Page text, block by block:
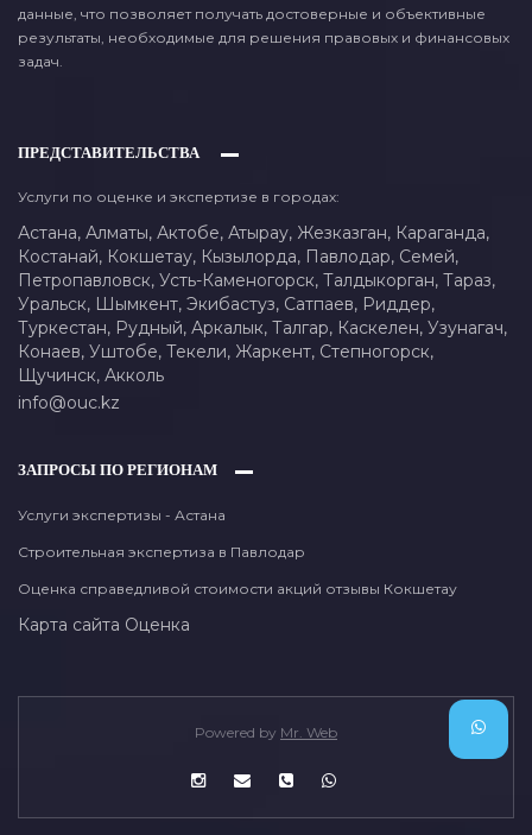
данные, что позволяет получать достоверные и объективные
результаты, необходимые для решения правовых и финансовых
задач.
ПРЕДСТАВИТЕЛЬСТВА
Услуги по оценке и экспертизе в городах:
Астана, Алматы, Актобе, Атырау, Жезказган, Караганда,
Костанай, Кокшетау, Кызылорда, Павлодар, Семей,
Петропавловск, Усть-Каменогорск, Талдыкорган, Тараз,
Уральск, Шымкент, Экибастуз, Сатпаев, Риддер,
Туркестан, Рудный, Аркалык, Талгар, Каскелен, Узунагач,
Конаев, Уштобе, Текели, Жаркент, Степногорск,
Щучинск, Акколь
info@ouc.kz
ЗАПРОСЫ ПО РЕГИОНАМ
Услуги экспертизы - Астана
Строительная экспертиза в Павлодар
Оценка справедливой стоимости акций отзывы Кокшетау
Карта сайта Оценка
Powered by Mr. Web